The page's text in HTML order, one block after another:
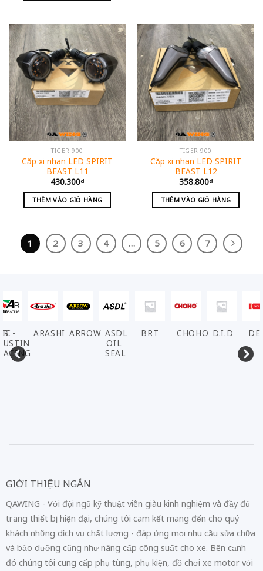
TIGER 900
Cặp xi nhan LED SPIRIT
BEAST L11
430.300₫
THÊM VÀO GIỎ HÀNG
TIGER 900
Cặp xi nhan LED SPIRIT
BEAST L12
358.800₫
THÊM VÀO GIỎ HÀNG
1 2 3 4 … 5 6 7
-
ARASHI ARROW ASDL
OIL
SEAL
BRT CHOHO D.I.D
GIỚI THIỆU NGẮN
QAWING - Với đội ngũ kỹ thuật viên giàu kinh nghiệm và đầy đủ
trang thiết bị hiện đại, chúng tôi cam kết mang đến cho quý
khách những dịch vụ chất lượng - đáp ứng mọi nhu cầu sửa chữa
và bảo dưỡng cũng như nâng cấp công suất cho xe. Bên cạnh
đó chúng tôi cung cấp phụ tùng, phụ kiện, đồ chơi xe motor với